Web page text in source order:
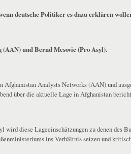
deutsche Politiker es dazu erklären
und Bernd Mesovic (Pro Asyl).
Analysts Networks (AAN) und
über die aktuelle Lage in Afghanistan
diese Lageeinschätzungen zu denen des
ins Verhältnis setzen und